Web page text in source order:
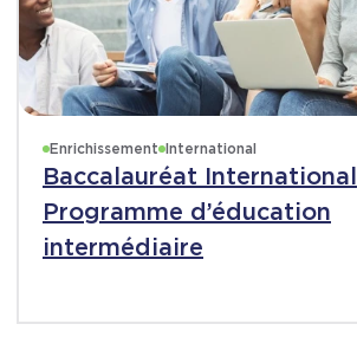
Enrichissement International
Baccalauréat International
Programme d’éducation
intermédiaire